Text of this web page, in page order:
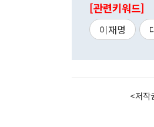
[관련키워드]
이재명
<저작